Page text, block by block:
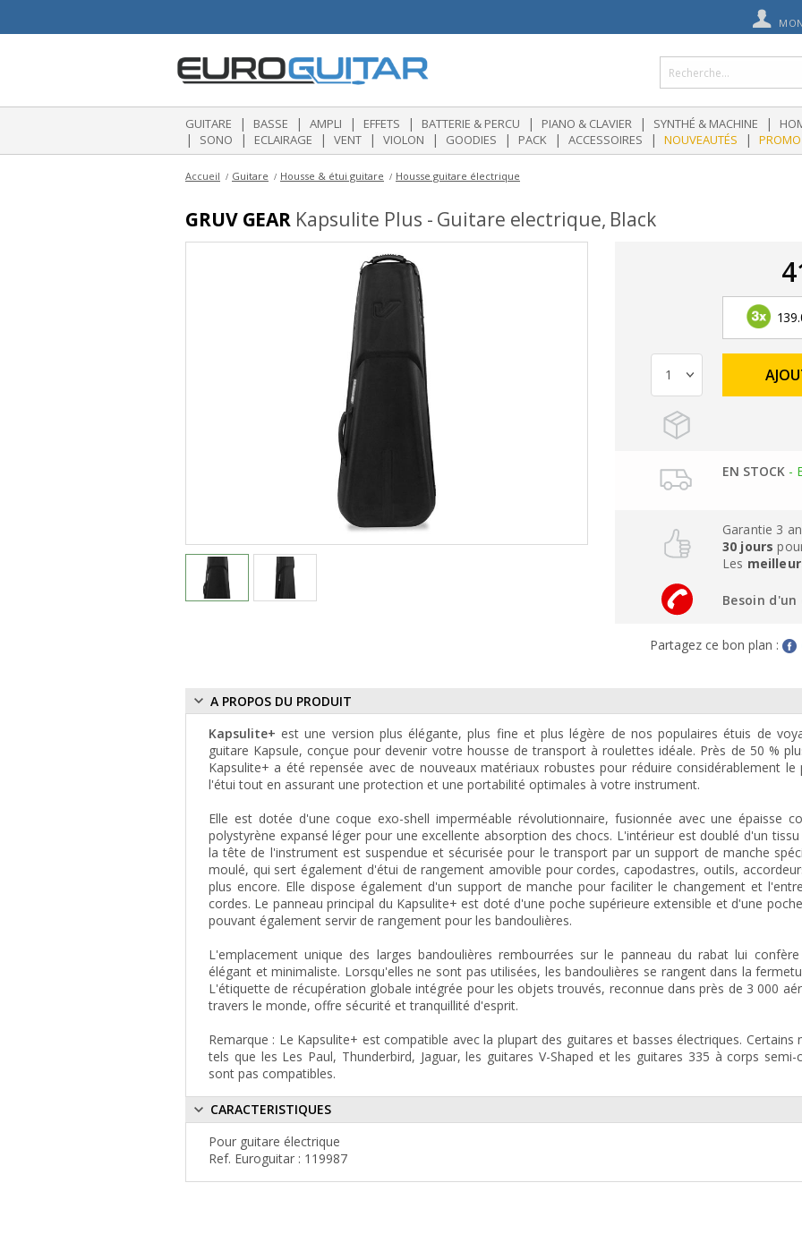
GUITARE | BASSE | AMPLI | EFFETS | BATTERIE & PERCU | PIANO & CLAVIER | SYNTHÉ & MACHINE |
| SONO | ECLAIRAGE | VENT | VIOLON | GOODIES | PACK | ACCESSOIRES | NOUVEAUTÉS | PROMO
Accueil Guitare Housse & étui guitare Housse guitare électrique
GRUV GEAR Kapsulite Plus - Guitare electrique, Black
EN STOCK-
Garantie 3
30 jours
Les
Besoin d'un
Partagez ce bon plan :
A PROPOS DU PRODUIT
Kapsulite+ est une version plus élégante, plus fine et plus légère de nos populaires étuis de
guitare Kapsule, conçue pour devenir votre housse de transport à roulettes idéale. Près de 50 %
Kapsulite+ a été repensée avec de nouveaux matériaux robustes pour réduire considérablement le
l'étui tout en assurant une protection et une portabilité optimales à votre instrument.
Elle est dotée d'une coque exo-shell imperméable révolutionnaire, fusionnée avec une épaisse
polystyrène expansé léger pour une excellente absorption des chocs. L'intérieur est doublé d'un
la tête de l'instrument est suspendue et sécurisée pour le transport par un support de manche
moulé, qui sert également d'étui de rangement amovible pour cordes, capodastres, outils,
plus encore. Elle dispose également d'un support de manche pour faciliter le changement et
cordes. Le panneau principal du Kapsulite+ est doté d'une poche supérieure extensible et d'une
pouvant également servir de rangement pour les bandoulières.
L'emplacement unique des larges bandoulières rembourrées sur le panneau du rabat lui
élégant et minimaliste. Lorsqu'elles ne sont pas utilisées, les bandoulières se rangent dans la
L'étiquette de récupération globale intégrée pour les objets trouvés, reconnue dans près de 3 000
travers le monde, offre sécurité et tranquillité d'esprit.
Remarque : Le Kapsulite+ est compatible avec la plupart des guitares et basses électriques. Certains
tels que les Les Paul, Thunderbird, Jaguar, les guitares V-Shaped et les guitares 335 à corps semi-
sont pas compatibles.
CARACTERISTIQUES
Pour guitare électrique
Ref. Euroguitar : 119987